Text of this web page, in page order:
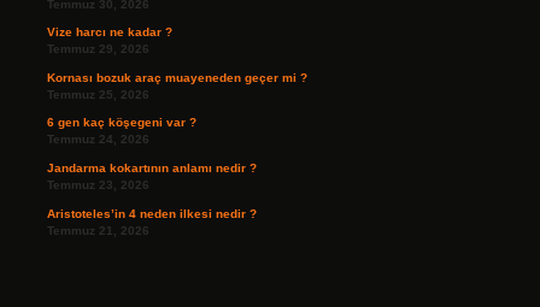
Temmuz 30, 2026
Vize harcı ne kadar ?
Temmuz 29, 2026
Kornası bozuk araç muayeneden geçer mi ?
Temmuz 25, 2026
6 gen kaç köşegeni var ?
Temmuz 24, 2026
Jandarma kokartının anlamı nedir ?
Temmuz 23, 2026
Aristoteles’in 4 neden ilkesi nedir ?
Temmuz 21, 2026